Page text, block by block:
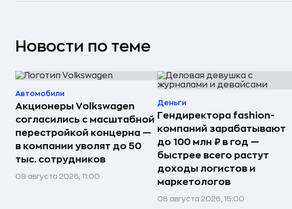
Новости по теме
Автомобили
Акционеры Volkswagen
согласились с масштабной
перестройкой концерна —
в компании уволят до 50
тыс. сотрудников
09 августа 2026, 11:00
Деньги
Гендиректора fashion-
компаний зарабатывают
до 100 млн ₽ в год —
быстрее всего растут
доходы логистов и
маркетологов
08 августа 2026, 15:00